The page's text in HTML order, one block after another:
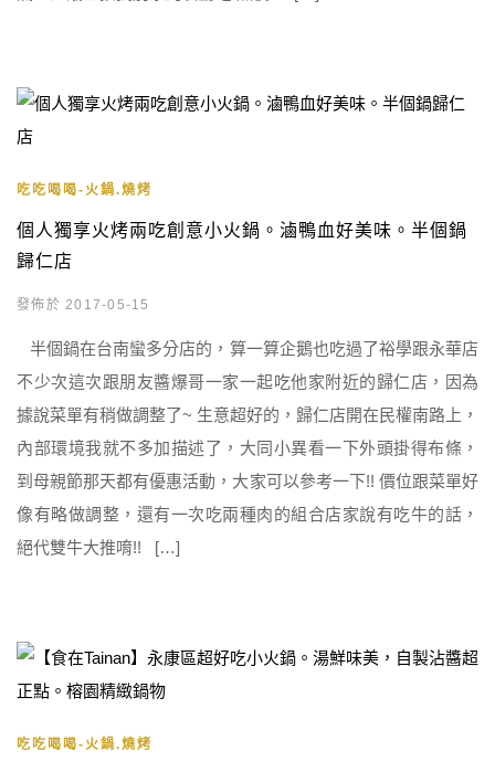
吃吃喝喝-火鍋.燒烤
個人獨享火烤兩吃創意小火鍋。滷鴨血好美味。半個鍋
歸仁店
發佈於 2017-05-15
半個鍋在台南蠻多分店的，算一算企鵝也吃過了裕學跟永華店
不少次這次跟朋友醬爆哥一家一起吃他家附近的歸仁店，因為
據說菜單有稍做調整了~ 生意超好的，歸仁店開在民權南路上，
內部環境我就不多加描述了，大同小異看一下外頭掛得布條，
到母親節那天都有優惠活動，大家可以參考一下!! 價位跟菜單好
像有略做調整，還有一次吃兩種肉的組合店家說有吃牛的話，
絕代雙牛大推唷!! […]
吃吃喝喝-火鍋.燒烤